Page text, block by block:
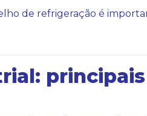
de refrigeração é
principais